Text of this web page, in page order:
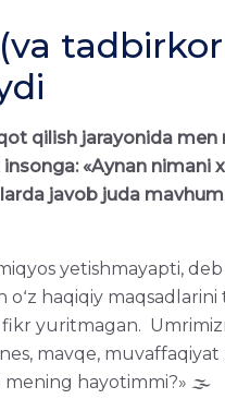
qilish jarayonida men
«Aynan nimani
javob juda
yetishmayapti,
haqiqiy maqsadlarini
yuritmagan.
mavqe,
mening hayotimmi?» 🌫